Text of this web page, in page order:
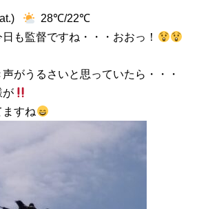
28℃/22℃
も監督ですね・・・おおっ！
がうるさいと思っていたら・・・
が
すね